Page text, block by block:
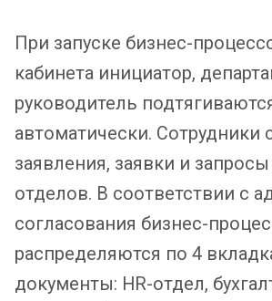
При запуске бизнес-
кабинета инициатор,
руководитель
автоматически. Сотрудники
заявления, заявки и
отделов. В соответствии с
согласования бизнес-
распределяются по 4
документы: HR-отдел,